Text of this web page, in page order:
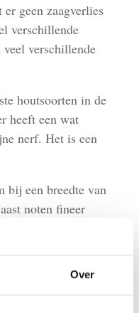
Over
geen zaagverlies
verschillende
verschillende
houtsoorten in de
heeft een wat
nerf. Het is een
bij een breedte van
noten fineer
fineer op